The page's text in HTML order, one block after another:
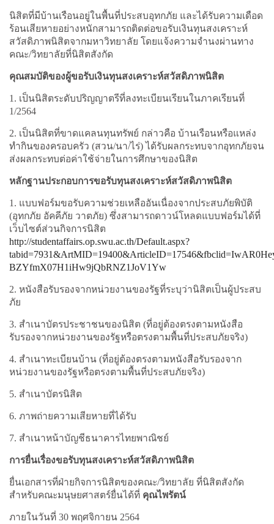
นิสิตที่มีบ้านเรือนอยู่ในพื้นที่ประสบอุทกภัย และได้รับความเดือด
ร้อนเสียหายอย่างหนักสามารถติดต่อขอรับเงินทุนสงเคราะห์
สวัสดิภาพนิสิตจากมหาวิทยาลัย โดยแจ้งความจำนงผ่านทาง
คณะ/วิทยาลัยที่นิสิตสังกัด
คุณสมบัติของผู้ขอรับเงินทุนสงเคราะห์สวัสดิภาพนิสิต
1. เป็นนิสิตระดับปริญญาตรีที่ลงทะเบียนเรียนในภาคเรียนที่
1/2564
2. เป็นนิสิตที่ขาดแคลนทุนทรัพย์ กล่าวคือ บ้านเรือนหรือแหล่ง
ทำกินของครอบครัว (สวน/นา/ไร่) ได้รับผลกระทบจากอุทกภัยจน
ส่งผลกระทบต่อค่าใช้จ่ายในการศึกษาของนิสิต
หลักฐานประกอบการขอรับทุนสงเคราะห์สวัสดิภาพนิสิต
1. แบบฟอร์มขอรับความช่วยเหลืออันเนื่องจากประสบภัยพิบัติ
(อุทกภัย อัคคีภัย วาตภัย) ซึ่งสามารถดาวน์โหลดแบบฟอร์มได้ที่
เว็บไซต์ส่วนกิจการนิสิต
http://studentaffairs.op.swu.ac.th/Default.aspx?
BZYfmX07H1iHw9jQbRNZ1JoV1Yw
2. หนังสือรับรองจากหน่วยงานของรัฐที่ระบุว่านิสิตเป็นผู้ประสบ
ภัย
3. สำเนาบัตรประชาชนของนิสิต (ที่อยู่ต้องตรงตามหนังสือ
รับรองจากหน่วยงานของรัฐหรือตรงตามพื้นที่ประสบภัยจริง)
4. สำเนาทะเบียนบ้าน (ที่อยู่ต้องตรงตามหนังสือรับรองจาก
หน่วยงานของรัฐหรือตรงตามพื้นที่ประสบภัยจริง)
5. สำเนาบัตรนิสิต
6. ภาพถ่ายความเสียหายที่ได้รับ
7. สำเนาหน้าบัญชีธนาคารไทยพาณิชย์
การยื่นเรื่องขอรับทุนสงเคราะห์สวัสดิภาพนิสิต
ยื่นเอกสารที่ฝ่ายกิจการนิสิตของคณะ/วิทยาลัย ที่นิสิตสังกัด
สำหรับคณะมนุษยศาสตร์ยื่นได้ที่ คุณไพรัตน์
ภายในวันที่ 30 พฤศจิกายน 2564